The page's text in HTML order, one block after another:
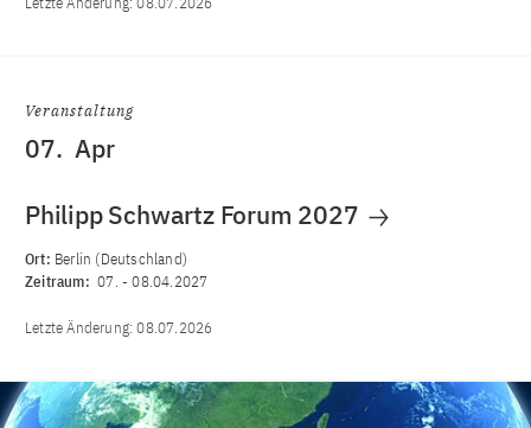
Veranstaltung
07. Apr
Philipp Schwartz Forum 2027
Ort: Berlin (Deutschland)
Zeitraum: 07. -08.04.2027
Letzte Änderung:08.07.2026